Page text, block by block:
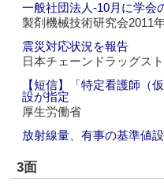
一般社団法人‐10月に学会
製剤機械技術研究会2011
震災対応状況を報告
日本チェーンドラッグス
【短信】「特定看護師（
設が指定
厚生労働省
放射線量、有事の基準値
3面